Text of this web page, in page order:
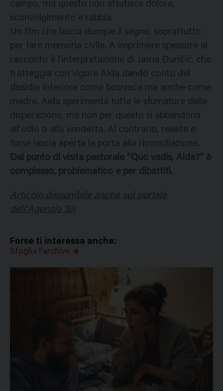
campo, ma questo non attutisce dolore,
sconvolgimento e rabbia.
Un film che lascia dunque il segno, soprattutto
per fare memoria civile. A imprimere spessore al
racconto è l’interpretazione di Jasna Đuričić, che
tratteggia con vigore Aida dando conto del
dissidio interiore come bosniaca ma anche come
madre. Aida sperimenta tutte le sfumature della
disperazione, ma non per questo si abbandona
all’odio o alla vendetta. Al contrario, resiste e
forse lascia aperta la porta alla riconciliazione.
Dal punto di visita pastorale “Quo vadis, Aida?” è
complesso, problematico e per dibattiti.
Articolo disponibile anche sul portale
dell’Agenzia Sir
Forse ti interessa anche:
Sfoglia l'archivo